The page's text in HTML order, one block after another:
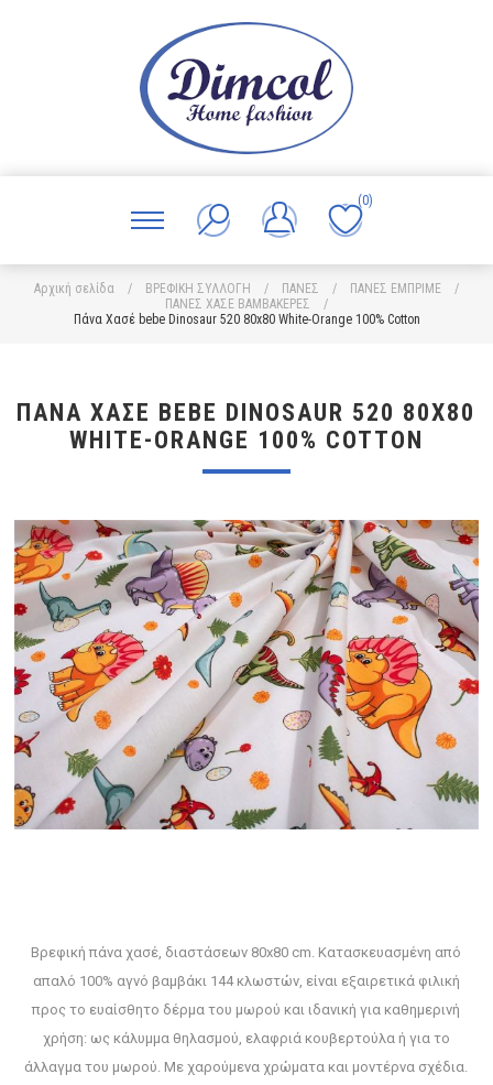
(0)
Αρχική σελίδα / ΒΡΕΦΙΚΗ ΣΥΛΛΟΓΗ / ΠΑΝΕΣ / ΠΑΝΕΣ ΕΜΠΡΙΜΕ
/
ΠΑΝΕΣ ΧΑΣΕ ΒΑΜΒΑΚΕΡΕΣ
/
Πάνα Χασέ bebe Dinosaur 520 80x80 White-Orange 100% Cotton
ΠΆΝΑ ΧΑΣΈ BEBE DINOSAUR 520 80X80
WHITE-ORANGE 100% COTTON
Βρεφική πάνα χασέ, διαστάσεων 80x80 cm. Κατασκευασμένη από
απαλό 100% αγνό βαμβάκι 144 κλωστών, είναι εξαιρετικά φιλική
προς το ευαίσθητο δέρμα του μωρού και ιδανική για καθημερινή
χρήση: ως κάλυμμα θηλασμού, ελαφριά κουβερτούλα ή για το
άλλαγμα του μωρού. Με χαρούμενα χρώματα και μοντέρνα σχέδια.